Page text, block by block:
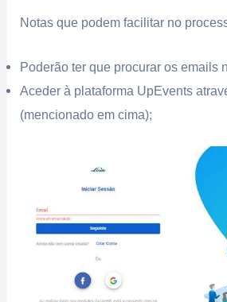
Notas que podem facilitar no
Poderão ter que procurar os emails
Aceder à plataforma UpEvents
(mencionado em cima);